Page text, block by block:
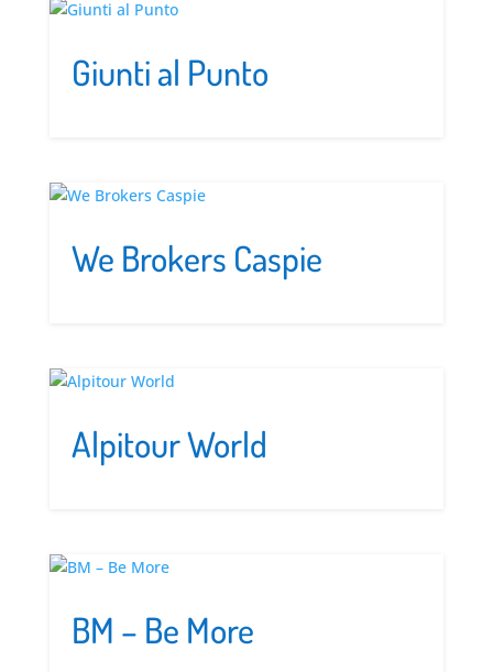
Giunti al Punto
We Brokers Caspie
Alpitour World
BM – Be More